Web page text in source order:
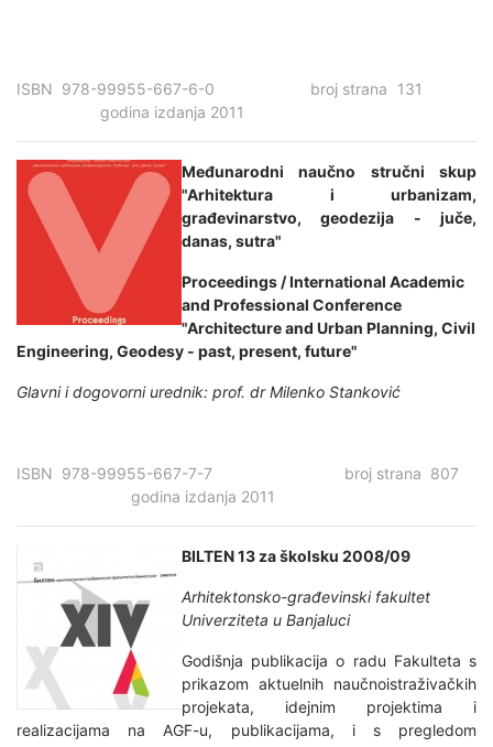
ISBN 978-99955-667-6-0 broj strana 131
godina izdanja 2011
Međunarodni naučno stručni skup
"Arhitektura i urbanizam,
građevinarstvo, geodezija - juče,
danas, sutra"
Proceedings / International Academic
and Professional Conference
"Architecture and Urban Planning, Civil
Engineering, Geodesy - past, present, future"
Glavni i dogovorni urednik: prof. dr Milenko Stanković
ISBN 978-99955-667-7-7 broj strana 807
godina izdanja 2011
BILTEN 13 za školsku 2008/09
Arhitektonsko-građevinski fakultet
Univerziteta u Banjaluci
Godišnja publikacija o radu Fakulteta s
prikazom aktuelnih naučnoistraživačkih
projekata, idejnim projektima i
realizacijama na AGF-u, publikacijama, i s pregledom